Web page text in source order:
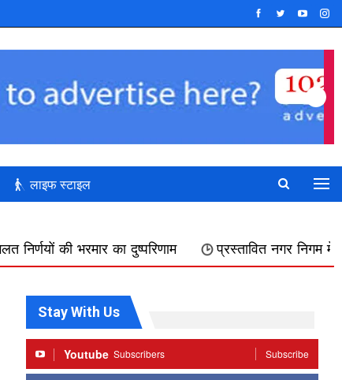
लाइफ स्टाइल
प्रस्तावित नगर निगम में शामिल किए जाने का फिर
Stay With Us
Youtube Subscribers Subscribe